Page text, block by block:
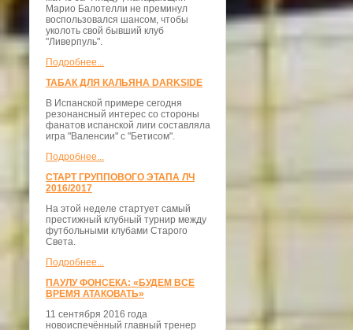
Марио Балотелли не преминул
воспользовался шансом, чтобы
уколоть свой бывший клуб
"Ливерпуль".
Подробнее...
ТАБАК ДЛЯ КАЛЬЯНА DARKSIDE
В Испанской примере сегодня
резонансный интерес со стороны
фанатов испанской лиги составляла
игра "Валенсии" с "Бетисом".
Подробнее...
СТАРТ ГРУППОВОГО ЭТАПА ЛЧ
2016/2017
На этой неделе стартует самый
престижный клубный турнир между
футбольными клубами Старого
Света.
Подробнее...
ПАУЛУ ФОНСЕКА: «БУДЕМ ВСЕ
ВРЕМЯ АТАКОВАТЬ»
11 сентября 2016 года
новоиспечённый главный тренер